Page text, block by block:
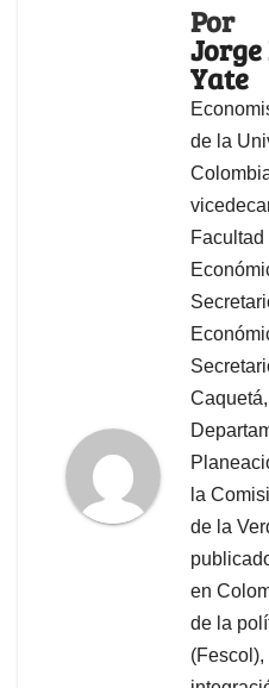
Por
Jorge
Yate
de la
la
de la
en
de la
(Fescol),